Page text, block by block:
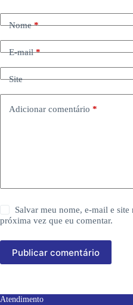
Nome*
E-mail*
Site
Adicionar comentário *
Salvar meu nome, e-mail e site
próxima vez que eu comentar.
Publicar comentário
Atendimento